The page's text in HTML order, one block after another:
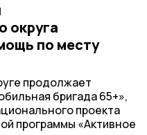
округа
по месту
продолжает
бригада 65+»,
проекта
программы «Активное